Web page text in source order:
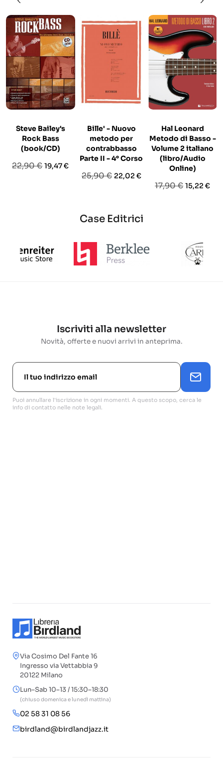
Steve Bailey's
Rock Bass
(book/CD)
Prezzo
22,90 €Prezzo
19,47 €
Bille' - Nuovo
metodo per
contrabbasso
Parte II - 4° Corso
Prezzo
25,90 € Prezzo
22,02 €
Hal Leonard
Metodo di Basso -
Volume 2 italiano
(libro/Audio
Online)
Prezzo
17,90 € Prezzo
15,22 €
Case Editrici
Iscriviti alla newsletter
Novità, offerte e nuovi arrivi in anteprima.
Puoi annullare l'iscrizione in ogni momenti. A questo scopo, cerca le
info di contatto nelle note legali.
Via Cosimo Del Fante 16
Ingresso via Vettabbia 9
20122 Milano
Lun–Sab 10–13 / 15:30–18:30
(chiuso domenica e lunedì mattina)
02 58 31 08 56
birdland@birdlandjazz.it